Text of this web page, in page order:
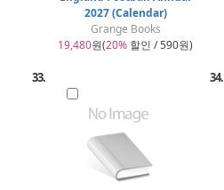
2027 (Calendar)
Grange Books
19,480원(20% 할인 / 590원)
33. 34.